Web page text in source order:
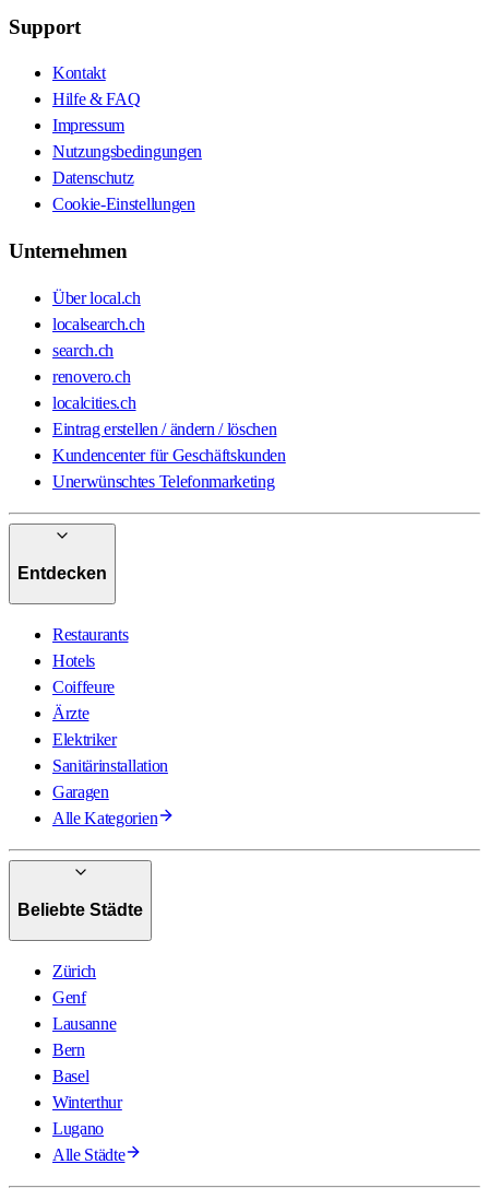
Support
Kontakt
Hilfe & FAQ
Impressum
Nutzungsbedingungen
Datenschutz
Cookie-Einstellungen
Unternehmen
Über local.ch
localsearch.ch
search.ch
renovero.ch
localcities.ch
Eintrag erstellen / ändern / löschen
Kundencenter für Geschäftskunden
Unerwünschtes Telefonmarketing
Entdecken
Restaurants
Hotels
Coiffeure
Ärzte
Elektriker
Sanitärinstallation
Garagen
Alle Kategorien
Beliebte Städte
Zürich
Genf
Lausanne
Bern
Basel
Winterthur
Lugano
Alle Städte